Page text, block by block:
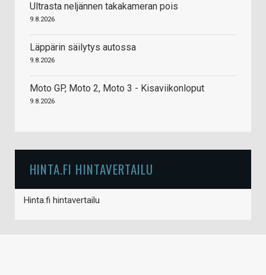
Ultrasta neljännen takakameran pois
9.8.2026
Läppärin säilytys autossa
9.8.2026
Moto GP, Moto 2, Moto 3 - Kisaviikonloput
9.8.2026
HINTA.FI HINTAVERTAILU
Hinta.fi hintavertailu